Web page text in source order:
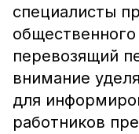
специалисты
перевозящий
внимание
для
работников